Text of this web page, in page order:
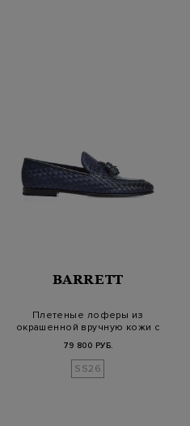
BARRETT
Плетеные лоферы из
окрашенной вручную кожи с
79 800 РУБ.
SS26